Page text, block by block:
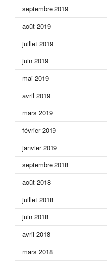
septembre 2019
août 2019
juillet 2019
juin 2019
mai 2019
avril 2019
mars 2019
février 2019
janvier 2019
septembre 2018
août 2018
juillet 2018
juin 2018
avril 2018
mars 2018